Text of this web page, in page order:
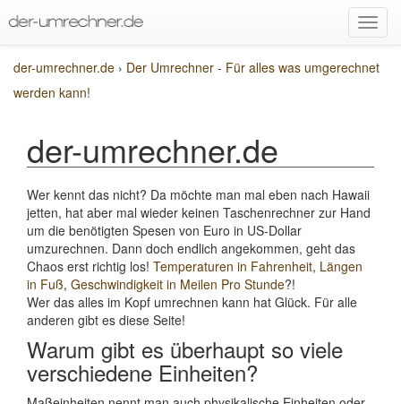
der-umrechner.de › Der Umrechner - Für alles was umgerechnet
werden kann!
der-umrechner.de
Wer kennt das nicht? Da möchte man mal eben nach Hawaii
jetten, hat aber mal wieder keinen Taschenrechner zur Hand
um die benötigten Spesen von Euro in US-Dollar
umzurechnen. Dann doch endlich angekommen, geht das
Chaos erst richtig los! Temperaturen in Fahrenheit, Längen
in Fuß, Geschwindigkeit in Meilen Pro Stunde?!
Wer das alles im Kopf umrechnen kann hat Glück. Für alle
anderen gibt es diese Seite!
Warum gibt es überhaupt so viele
verschiedene Einheiten?